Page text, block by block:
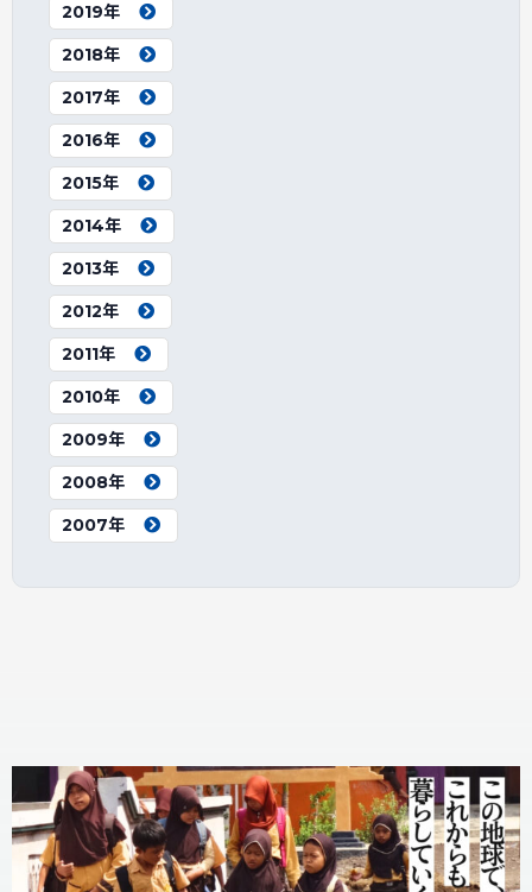
2019年
2018年
2017年
2016年
2015年
2014年
2013年
2012年
2011年
2010年
2009年
2008年
2007年